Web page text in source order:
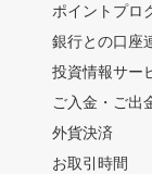
ポイントプロ
銀行との口座
投資情報サー
ご入金・ご出
外貨決済
お取引時間